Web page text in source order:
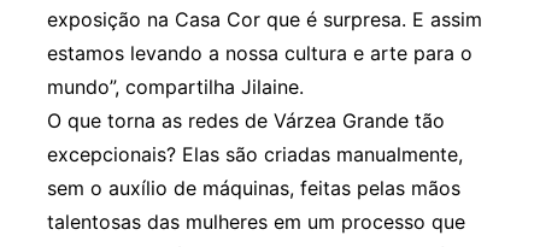
exposição na Casa Cor que é surpresa. E assim
estamos levando a nossa cultura e arte para o
mundo”, compartilha Jilaine.
O que torna as redes de Várzea Grande tão
excepcionais? Elas são criadas manualmente,
sem o auxílio de máquinas, feitas pelas mãos
talentosas das mulheres em um processo que